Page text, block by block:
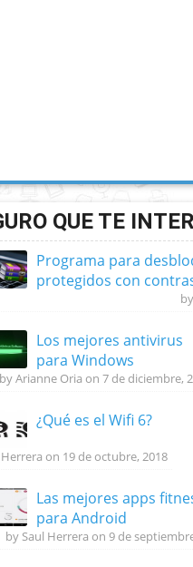
QUE TE
Programa para
protegidos con
Los mejores antivirus
para Windows
by Arianne Oria on 7 de diciembre,
¿Qué es el Wifi 6?
on 19 de octubre, 2018
Las mejores apps
para Android
by Saul Herrera on 9 de